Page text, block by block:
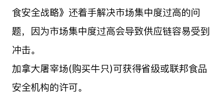
食安全战略》还着手解决市场集中度过高的问
题，因为市场集中度过高会导致供应链容易受到
冲击。
加拿大屠宰场(购买牛只)可获得省级或联邦食品
安全机构的许可。